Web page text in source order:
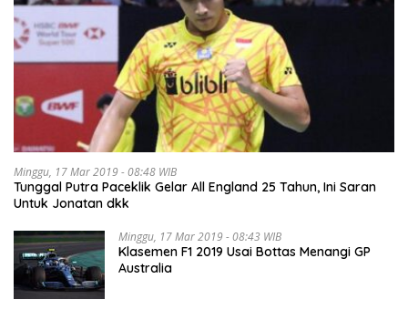
Minggu, 17 Mar 2019 - 08:48 WIB
Tunggal Putra Paceklik Gelar All England 25 Tahun, Ini Saran
Untuk Jonatan dkk
Minggu, 17 Mar 2019 - 08:43 WIB
Klasemen F1 2019 Usai Bottas Menangi GP
Australia